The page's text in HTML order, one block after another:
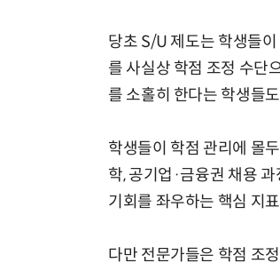
당초 S/U 제도는 학생들
를 사실상 학점 조정 수단
를 소홀히 한다는 학생들
학생들이 학점 관리에 몰
학, 공기업·금융권 채용
기회를 좌우하는 핵심 지
다만 전문가들은 학점 조